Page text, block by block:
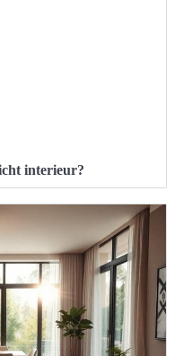
interieur?